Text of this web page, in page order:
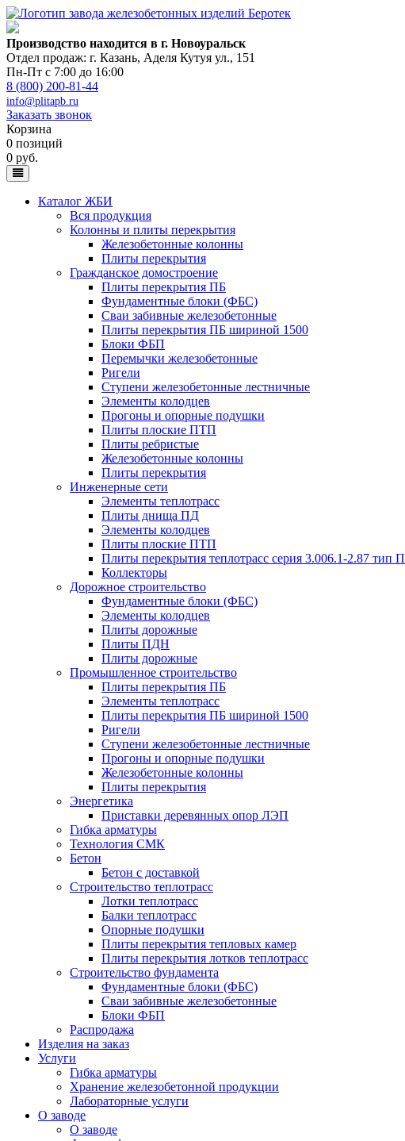
Производство находится в г. Новоуральск
Отдел продаж: г. Казань, Аделя Кутуя ул., 151
Пн-Пт с 7:00 до 16:00
8 (800) 200-81-44
info@plitapb.ru
Заказать звонок
Корзина
0 позиций
0 руб.
Каталог ЖБИ
Вся продукция
Колонны и плиты перекрытия
Железобетонные колонны
Плиты перекрытия
Гражданское домостроение
Плиты перекрытия ПБ
Фундаментные блоки (ФБС)
Сваи забивные железобетонные
Плиты перекрытия ПБ шириной 1500
Блоки ФБП
Перемычки железобетонные
Ригели
Ступени железобетонные лестничные
Элементы колодцев
Прогоны и опорные подушки
Плиты плоские ПТП
Плиты ребристые
Железобетонные колонны
Плиты перекрытия
Инженерные сети
Элементы теплотрасс
Плиты днища ПД
Элементы колодцев
Плиты плоские ПТП
Плиты перекрытия теплотрасс серия 3.006.1-2.87 тип П
Коллекторы
Дорожное строительство
Фундаментные блоки (ФБС)
Элементы колодцев
Плиты дорожные
Плиты ПДН
Плиты дорожные
Промышленное строительство
Плиты перекрытия ПБ
Элементы теплотрасс
Плиты перекрытия ПБ шириной 1500
Ригели
Ступени железобетонные лестничные
Прогоны и опорные подушки
Железобетонные колонны
Плиты перекрытия
Энергетика
Приставки деревянных опор ЛЭП
Гибка арматуры
Технология СМК
Бетон
Бетон с доставкой
Строительство теплотрасс
Лотки теплотрасс
Балки теплотрасс
Опорные подушки
Плиты перекрытия тепловых камер
Плиты перекрытия лотков теплотрасс
Строительство фундамента
Фундаментные блоки (ФБС)
Сваи забивные железобетонные
Блоки ФБП
Распродажа
Изделия на заказ
Услуги
Гибка арматуры
Хранение железобетонной продукции
Лабораторные услуги
О заводе
О заводе